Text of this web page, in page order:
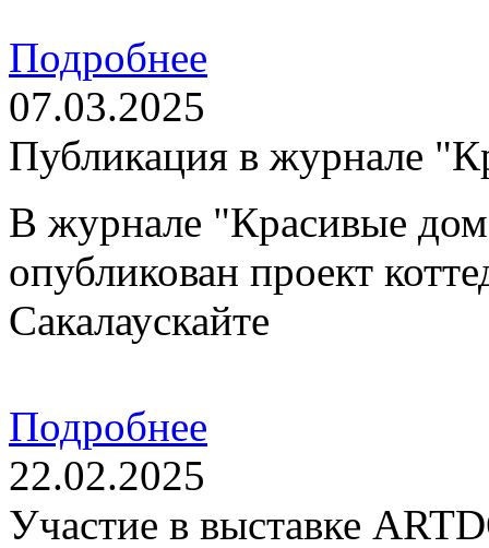
Подробнее
07.03.2025
Публикация в журнале
В журнале "Красивые
опубликован проект
Сакалаускайте
Подробнее
22.02.2025
Участие в выставке